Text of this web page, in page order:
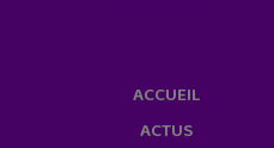
ACCUEIL
ACTUS